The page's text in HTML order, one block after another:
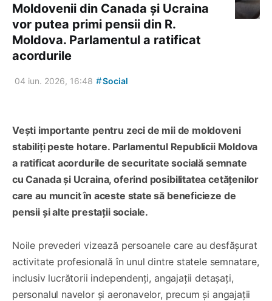
Moldovenii din Canada și Ucraina
vor putea primi pensii din R.
Moldova. Parlamentul a ratificat
acordurile
04 iun. 2026, 16:48 #Social
Vești importante pentru zeci de mii de moldoveni
stabiliți peste hotare. Parlamentul Republicii Moldova
a ratificat acordurile de securitate socială semnate
cu Canada și Ucraina, oferind posibilitatea cetățenilor
care au muncit în aceste state să beneficieze de
pensii și alte prestații sociale.
Noile prevederi vizează persoanele care au desfășurat
activitate profesională în unul dintre statele semnatare,
inclusiv lucrătorii independenți, angajații detașați,
personalul navelor și aeronavelor, precum și angajații